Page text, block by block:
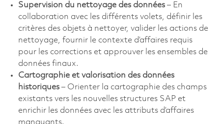
Supervision du nettoyage des données– En
collaboration avec les différents volets, définir les
critères des objets à nettoyer, valider les actions de
nettoyage, fournir le contexte d’affaires requis
pour les corrections et approuver les ensembles de
données finaux.
Cartographie et valorisation des données
historiques– Orienter la cartographie des champs
existants vers les nouvelles structures SAP et
enrichir les données avec les attributs d’affaires
manquants.